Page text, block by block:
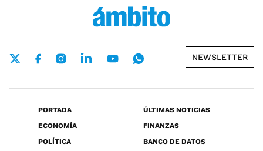
NEWSLETTER
PORTADA
ÚLTIMAS NOTICIAS
ECONOMÍA
FINANZAS
POLÍTICA
BANCO DE DATOS